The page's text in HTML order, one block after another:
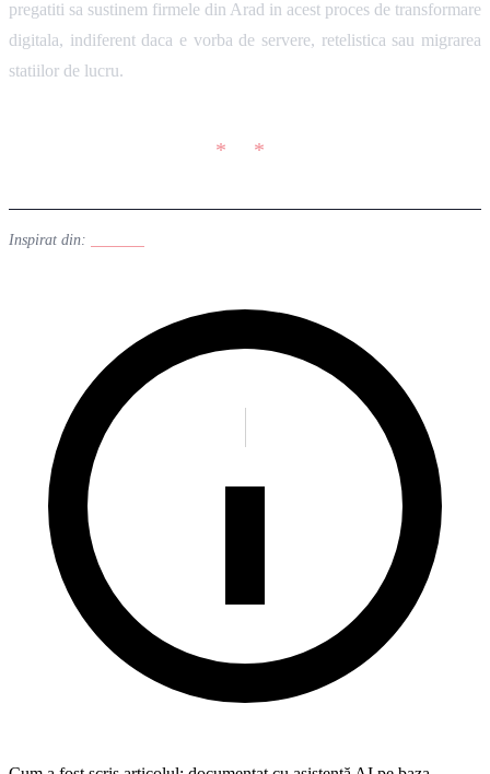
pregatiti sa sustinem firmele din Arad in acest proces de transformare
digitala, indiferent daca e vorba de servere, retelistica sau migrarea
statiilor de lucru.
Inspirat din: